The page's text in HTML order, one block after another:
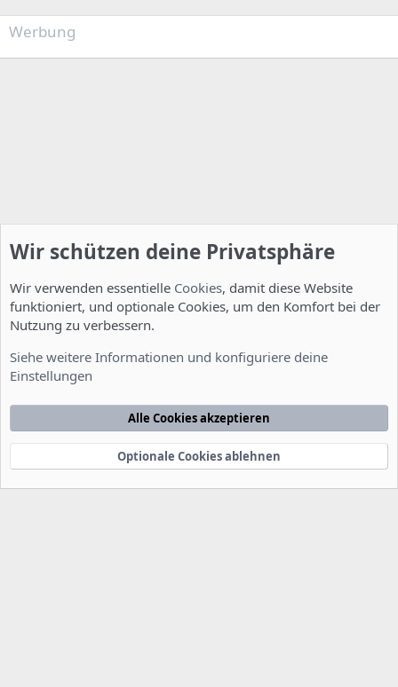
Werbung
Nutzungsbedingungen Datenschutzerklärung
Startseite
e
Community platform by XenForo® © 2010-2022 XenForo Ltd.
xenDach©2010-2014
Wir schützen deine Privatsphäre
Wir verwenden essentielle Cookies, damit diese Website
funktioniert, und optionale Cookies, um den Komfort bei der
Nutzung zu verbessern.
Siehe weitere Informationen und konfiguriere deine
Einstellungen
Alle Cookies akzeptieren
Optionale Cookies ablehnen